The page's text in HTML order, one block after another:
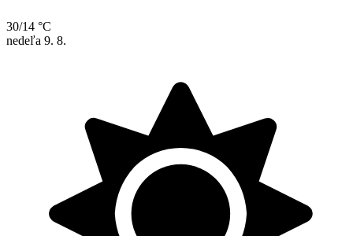
30/14 °C
nedeľa 9. 8.